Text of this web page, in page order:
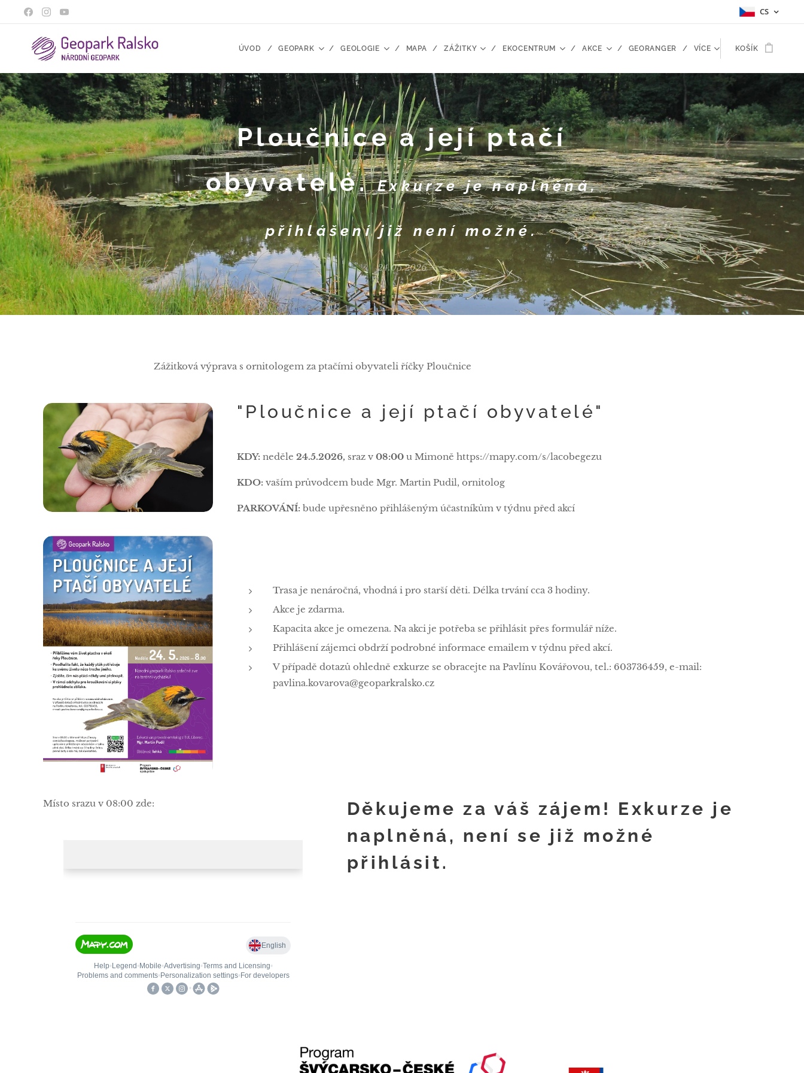
CS
ÚVOD GEOPARK GEOLOGIE MAPA ZÁŽITKY EKOCENTRUM AKCE GEORANGER VÍCE KOŠÍK
Ploučnice a její ptačí
obyvatelé.Exkurze je naplněná,
přihlášení již není možné.
24.05.2026
Zážitková výprava s ornitologem za ptačími obyvateli říčky Ploučnice
"Ploučnice a její ptačí obyvatelé"
KDY: neděle 24.5.2026, sraz v08:00u Mimoně https://mapy.com/s/lacobegezu
KDO: vaším průvodcem bude Mgr. Martin Pudil, ornitolog
PARKOVÁNÍ: bude upřesněno přihlášeným účastníkům v týdnu před akcí
Trasa je nenáročná, vhodná i pro starší děti. Délka trvání cca 3 hodiny.
Akce je zdarma.
Kapacita akce je omezena. Na akci je potřeba se přihlásit přes formulář níže.
Přihlášení zájemci obdrží podrobné informace emailem v týdnu před akcí.
V případě dotazů ohledně exkurze se obracejte na Pavlínu Kovářovou, tel.: 603736459, e-mail:
pavlina.kovarova@geoparkralsko.cz
Místo srazu v 08:00 zde:
Děkujeme za váš zájem! Exkurze je
naplněná, není se již možné
přihlásit.